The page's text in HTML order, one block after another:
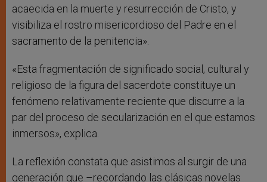
acaecida en la muerte y resurrección de Cristo, y
visibiliza el rostro misericordioso del Padre en el
sacramento de la penitencia».
«Esta fragmentación de significado social, cultural y
religioso de la figura del sacerdote constituye un
fenómeno relativamente reciente que discurre a la
par del proceso de secularización en el que estamos
inmersos», explica.
La reflexión constata que asistimos al surgir de una
generación que –recordando las clásicas novelas